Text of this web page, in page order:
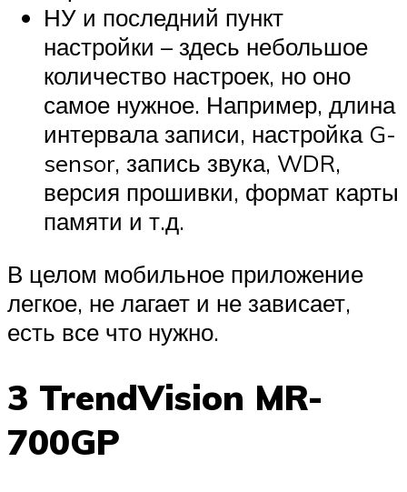
НУ и последний пункт
настройки – здесь небольшое
количество настроек, но оно
самое нужное. Например, длина
интервала записи, настройка G-
sensor, запись звука, WDR,
версия прошивки, формат карты
памяти и т.д.
В целом мобильное приложение
легкое, не лагает и не зависает,
есть все что нужно.
3 TrendVision MR-
700GP